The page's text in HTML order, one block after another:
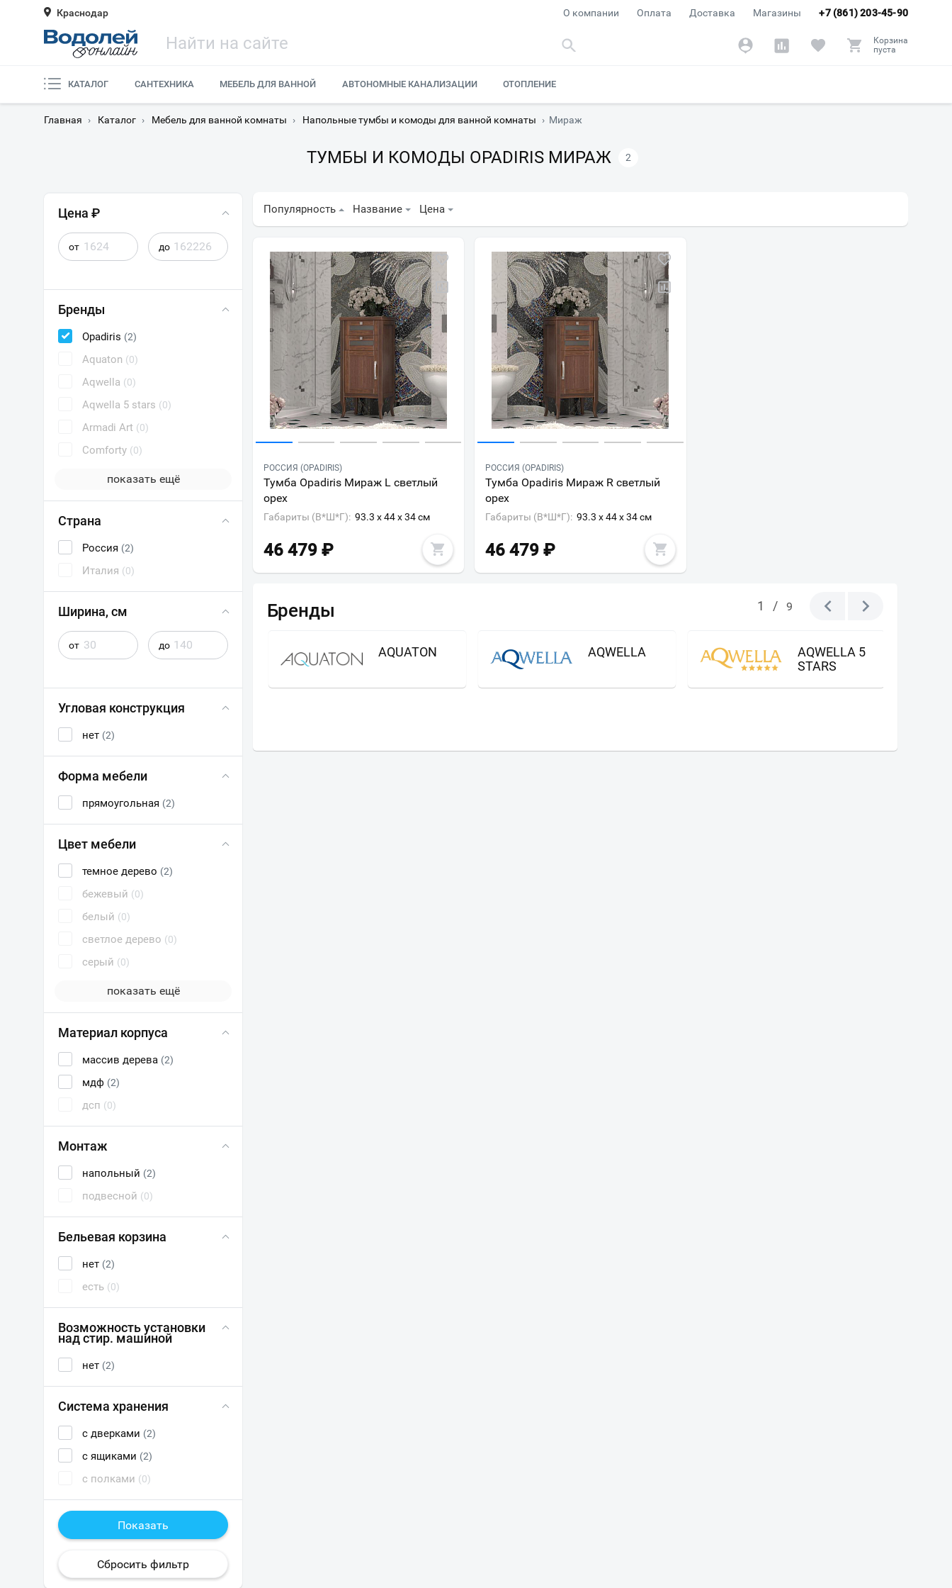
Краснодар +7 (861) 203-45-90
О компании Оплата Доставка Магазины
Корзина
пуста
КАТАЛОГ САНТЕХНИКА МЕБЕЛЬ ДЛЯ ВАННОЙ АВТОНОМНЫЕ КАНАЛИЗАЦИИ ОТОПЛЕНИЕ
Главная › Каталог › Мебель для ванной комнаты › Напольные тумбы и комоды для ванной комнаты › Мираж
ТУМБЫ И КОМОДЫ OPADIRIS МИРАЖ 2
Цена ₽
от до
Бренды
Opadiris (2)
Aquaton (0)
Aqwella (0)
Aqwella 5 stars (0)
Armadi Art (0)
Comforty (0)
показать ещё
Страна
Россия (2)
Италия (0)
Ширина, см
от до
Угловая конструкция
нет (2)
Форма мебели
прямоугольная (2)
Цвет мебели
темное дерево (2)
бежевый (0)
белый (0)
светлое дерево (0)
серый (0)
показать ещё
Материал корпуса
массив дерева (2)
мдф (2)
дсп (0)
Монтаж
напольный (2)
подвесной (0)
Бельевая корзина
нет (2)
есть (0)
Возможность установки
над стир. машиной
нет (2)
Система хранения
с дверками (2)
с ящиками (2)
с полками (0)
Популярность Название Цена
РОССИЯ (OPADIRIS)
Тумба Opadiris Мираж L светлый
орех
Габариты (В*Ш*Г): 93.3 x 44 x 34 см
46 479 ₽
РОССИЯ (OPADIRIS)
Тумба Opadiris Мираж R светлый
орех
Габариты (В*Ш*Г): 93.3 x 44 x 34 см
46 479 ₽
Бренды 1 / 9
САНТА AQUATON AQWELLA
AQWELLA 5
STARS